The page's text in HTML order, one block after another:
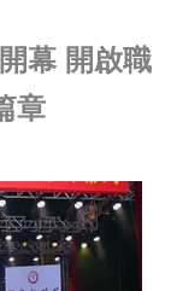
幕 開啟職
章